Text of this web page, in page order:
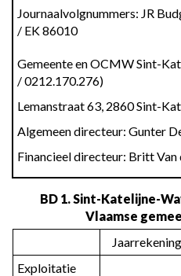
navigatie
Doelstellingenrekening
Schema
Journaalvolgnummers: JR
/ EK 86010
Gemeente en OCMW Sint-
/ 0212.170.276)
Lemanstraat 63, 2860 Sint-
Algemeen directeur: Gunter
Financieel directeur: Britt Van
BD 1. Sint-Katelijne-
Vlaamse
Jaarrekening
Exploitatie